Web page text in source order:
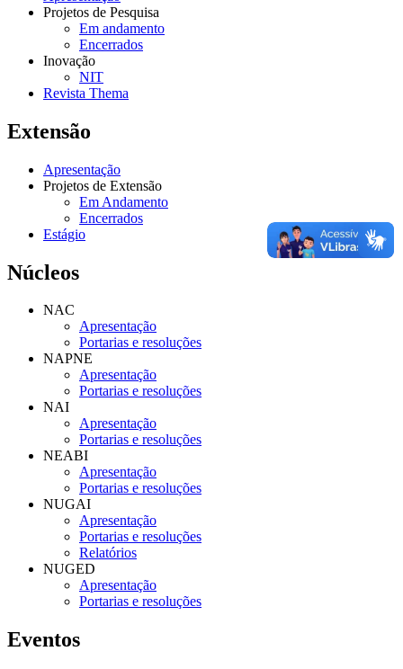
Projetos de Pesquisa
Em andamento
Encerrados
Inovação
NIT
Revista Thema
Extensão
Apresentação
Projetos de Extensão
Em Andamento
Encerrados
Estágio
Núcleos
NAC
Apresentação
Portarias e resoluções
NAPNE
Apresentação
Portarias e resoluções
NAI
Apresentação
Portarias e resoluções
NEABI
Apresentação
Portarias e resoluções
NUGAI
Apresentação
Portarias e resoluções
Relatórios
NUGED
Apresentação
Portarias e resoluções
Eventos